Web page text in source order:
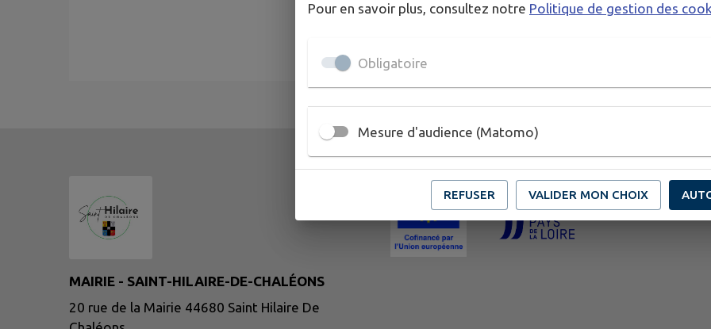
MAIRIE - SAINT-HILAIRE-DE-CHALÉONS
20 rue de la Mairie 44680 Saint Hilaire De
Pour en savoir plus, consultez notre Politique de gestion des
Obligatoire
Mesure d'audience (Matomo)
REFUSER VALIDER MON CHOIX